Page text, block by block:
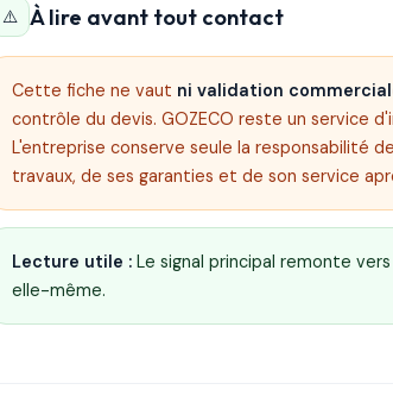
⚠️ À lire avant tout contact
Cette fiche ne vaut ni validation
contrôle du devis. GOZECO reste un service
L'entreprise conserve seule la responsabilité
travaux, de ses garanties et de son service
Lecture utile : Le signal principal remonte
elle-même.